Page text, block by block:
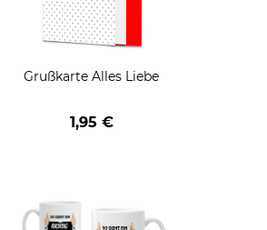
Grußkarte Alles Liebe
1,95 €